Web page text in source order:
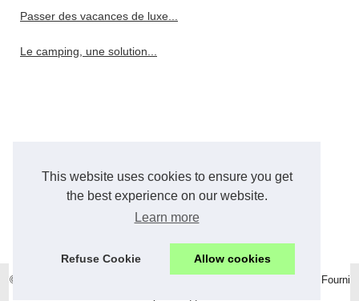
This website uses cookies to ensure you get
the best experience on our website.
Learn more
Refuse Cookie Allow cookies
Passer des vacances de luxe...
Le camping, une solution...
© 2026
| Fourni